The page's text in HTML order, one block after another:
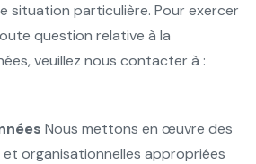
situation particulière. Pour exercer
question relative à la
veuillez nous contacter à :
Nous mettons en œuvre des
organisationnelles appropriées